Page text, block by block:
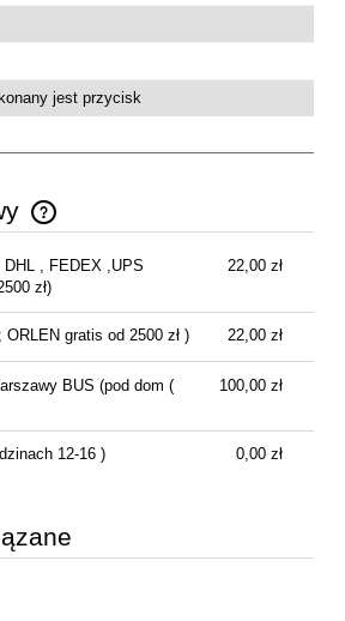
jest przycisk
kosztów płatności
, FEDEX ,UPS
zł)
22,00 zł
ORLEN gratis od 2500 zł ) 22,00 zł
BUS (pod dom (
100,00 zł
12-16 ) 0,00 zł